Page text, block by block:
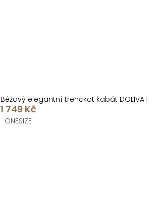
Béžový elegantní trenčkot kabát DOLIVAT
1 749 Kč
ONESIZE